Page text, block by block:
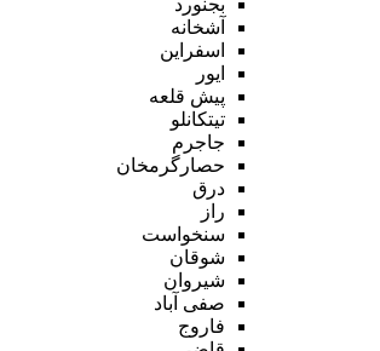
آشخانه
اسفراین
ایور
پیش قلعه
تیتکانلو
جاجرم
حصارگرمخان
درق
راز
سنخواست
شوقان
شیروان
صفی آباد
فاروج